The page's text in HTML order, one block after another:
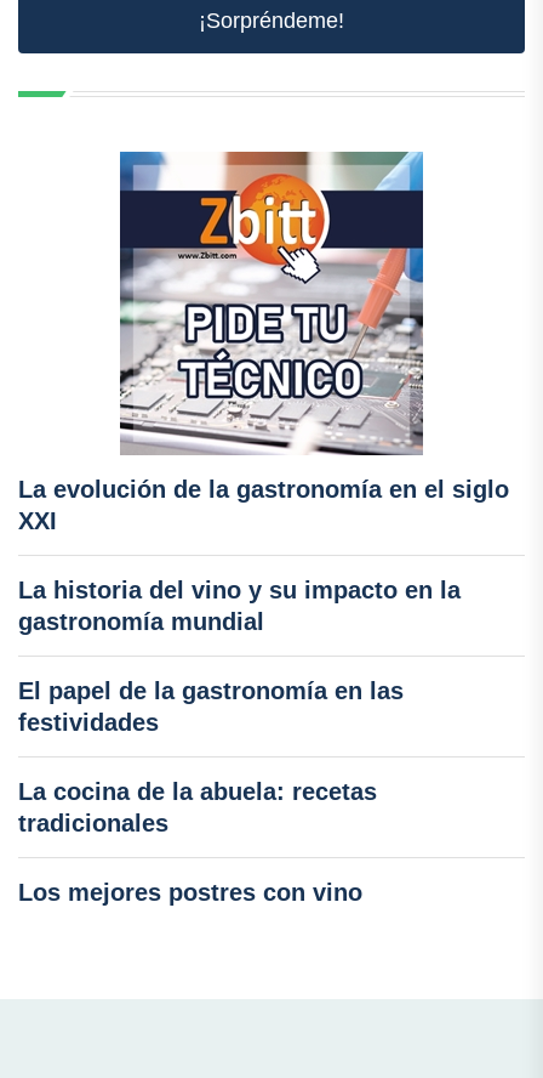
¡Sorpréndeme!
La evolución de la gastronomía en el siglo
XXI
La historia del vino y su impacto en la
gastronomía mundial
El papel de la gastronomía en las
festividades
La cocina de la abuela: recetas
tradicionales
Los mejores postres con vino